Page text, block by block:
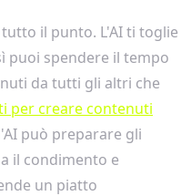
tutto il punto. L'AI ti toglie
puoi spendere il tempo
da tutti gli altri che
per creare contenuti
può preparare gli
il condimento e
un piatto